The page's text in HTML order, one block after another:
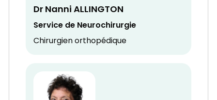
Dr Nanni ALLINGTON
Service de Neurochirurgie
Chirurgien orthopédique